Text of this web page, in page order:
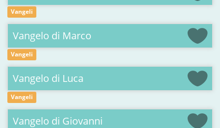
Vangeli
Vangelo di Marco
Vangeli
Vangelo di Luca
Vangeli
Vangelo di Giovanni